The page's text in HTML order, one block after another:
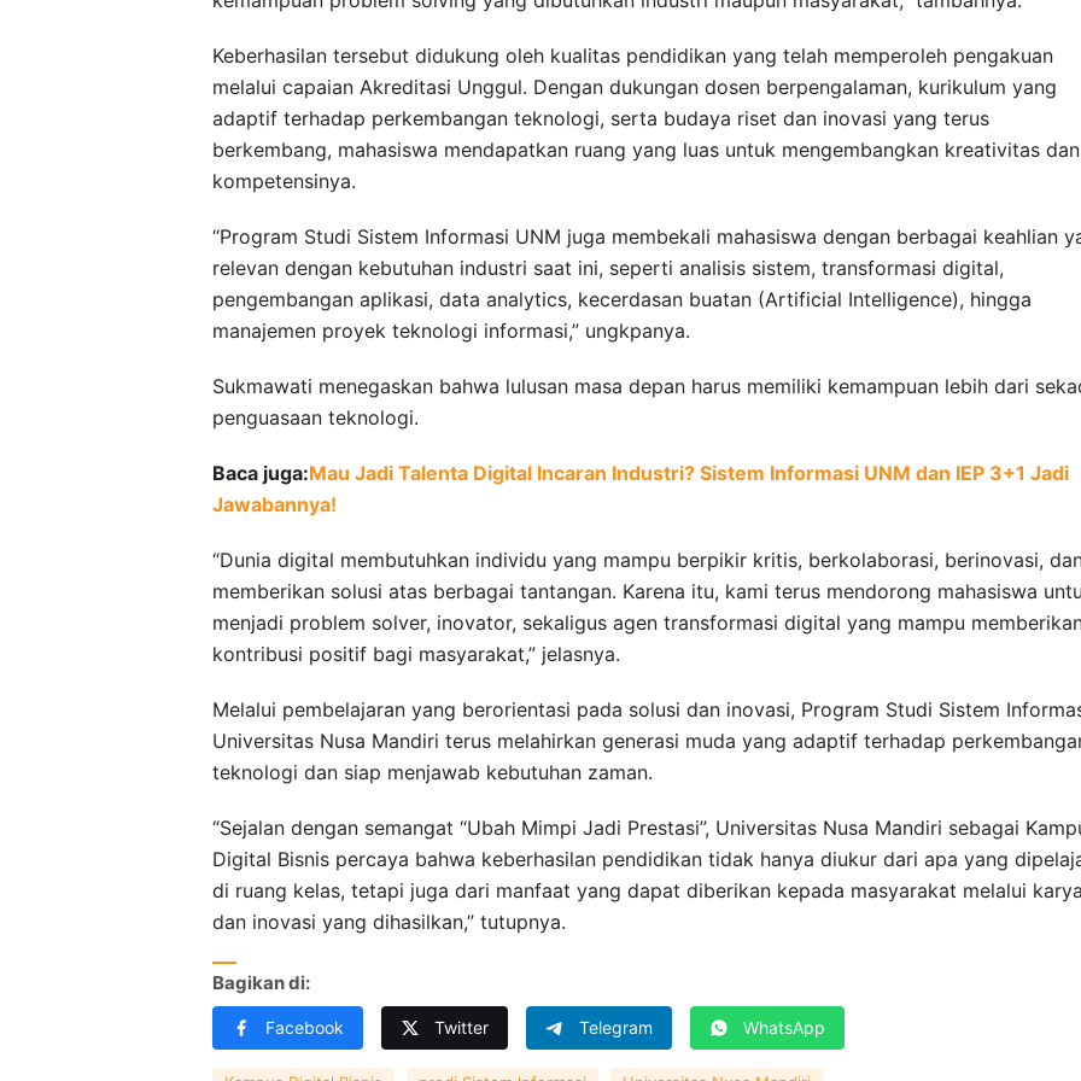
Keberhasilan tersebut didukung oleh kualitas pendidikan yang telah memperoleh pengakuan
melalui capaian Akreditasi Unggul. Dengan dukungan dosen berpengalaman, kurikulum yang
adaptif terhadap perkembangan teknologi, serta budaya riset dan inovasi yang terus
berkembang, mahasiswa mendapatkan ruang yang luas untuk mengembangkan kreativitas dan
kompetensinya.
“Program Studi Sistem Informasi UNM juga membekali mahasiswa dengan berbagai keahlian
relevan dengan kebutuhan industri saat ini, seperti analisis sistem, transformasi digital,
pengembangan aplikasi, data analytics, kecerdasan buatan (Artificial Intelligence), hingga
manajemen proyek teknologi informasi,” ungkpanya.
Sukmawati menegaskan bahwa lulusan masa depan harus memiliki kemampuan lebih dari
penguasaan teknologi.
Baca juga:Mau Jadi Talenta Digital Incaran Industri? Sistem Informasi UNM dan IEP 3+1 Jadi
Jawabannya!
“Dunia digital membutuhkan individu yang mampu berpikir kritis, berkolaborasi, berinovasi,
memberikan solusi atas berbagai tantangan. Karena itu, kami terus mendorong mahasiswa
menjadi problem solver, inovator, sekaligus agen transformasi digital yang mampu
kontribusi positif bagi masyarakat,” jelasnya.
Melalui pembelajaran yang berorientasi pada solusi dan inovasi, Program Studi Sistem
Universitas Nusa Mandiri terus melahirkan generasi muda yang adaptif terhadap
teknologi dan siap menjawab kebutuhan zaman.
“Sejalan dengan semangat “Ubah Mimpi Jadi Prestasi”, Universitas Nusa Mandiri sebagai
Digital Bisnis percaya bahwa keberhasilan pendidikan tidak hanya diukur dari apa yang
di ruang kelas, tetapi juga dari manfaat yang dapat diberikan kepada masyarakat melalui karya
dan inovasi yang dihasilkan,” tutupnya.
Bagikan di:
Facebook Twitter Telegram WhatsApp